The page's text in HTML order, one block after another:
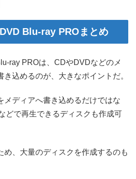
Blu-ray PROまとめ
ray PROは、CDやDVDなどのメ
き込めるのが、大きなポイントだ。
メディアへ書き込めるだけではな
どで再生できるディスクも作成可
め、大量のディスクを作成するのも